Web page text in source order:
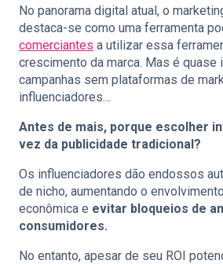
No panorama digital atual, o
destaca-se como uma ferramenta
comerciantes a utilizar essa
crescimento da marca. Mas é
campanhas sem plataformas de
influenciadores…
Antes de mais, porque escolher
vez da publicidade tradicional?
Os influenciadores dão endossos
de nicho, aumentando o
econômica e evitar bloqueios de
consumidores.
No entanto, apesar de seu ROI